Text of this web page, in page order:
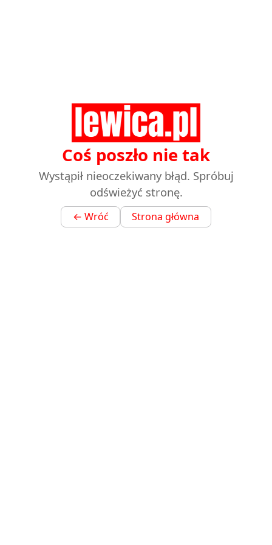
Coś poszło nie tak
Wystąpił nieoczekiwany błąd. Spróbuj
odświeżyć stronę.
← Wróć Strona główna